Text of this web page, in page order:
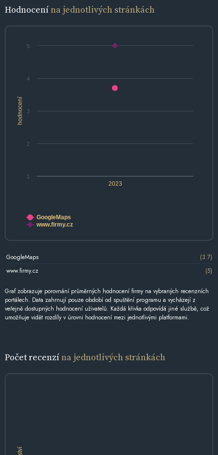
Hodnocenína jednotlivých stránkách
hodnocení
2023
1
2
3
4
5
GoogleMaps
www.firmy.cz
GoogleMaps
(3.7)
www.firmy.cz
(5)
Graf zobrazuje porovnání průměrných hodnocení firmy na vybraných recenzních
portálech. Data zahrnují pouze období od spuštění programu a vycházejí z
veřejně dostupných hodnocení uživatelů. Každá křivka odpovídá jiné službě, což
umožňuje vidět rozdíly v úrovni hodnocení mezi jednotlivými platformami.
Počet recenzína jednotlivých stránkách